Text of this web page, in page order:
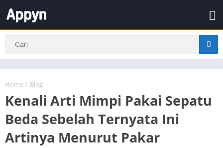
Home / Blog
Kenali Arti Mimpi Pakai Sepatu
Beda Sebelah Ternyata Ini
Artinya Menurut Pakar